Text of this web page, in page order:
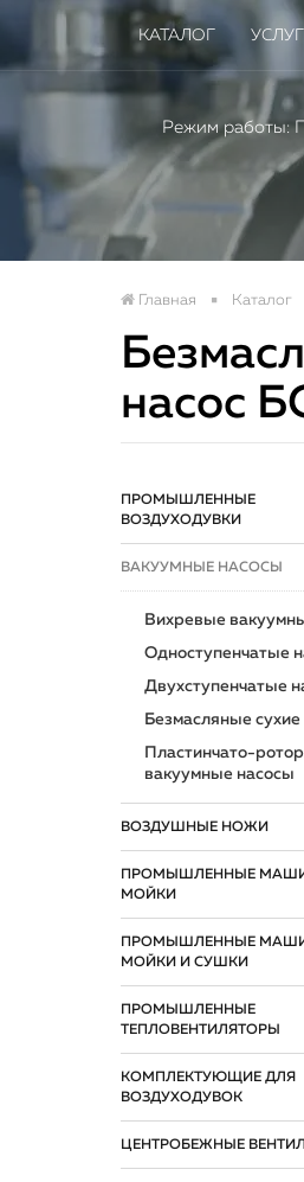
КАТАЛОГ
Режим работы:
Главная Каталог
насос
ПРОМЫШЛЕННЫЕ
ВОЗДУХОДУВКИ
ВАКУУМНЫЕ НАСОСЫ
Вихревые
Одноступенчатые
Двухступенчатые
Безмасляные сухие
Пластинчато-
вакуумные насосы
ВОЗДУШНЫЕ НОЖИ
ПРОМЫШЛЕННЫЕ
МОЙКИ
ПРОМЫШЛЕННЫЕ
МОЙКИ И СУШКИ
ПРОМЫШЛЕННЫЕ
ТЕПЛОВЕНТИЛЯТОРЫ
КОМПЛЕКТУЮЩИЕ ДЛЯ
ВОЗДУХОДУВОК
ЦЕНТРОБЕЖНЫЕ